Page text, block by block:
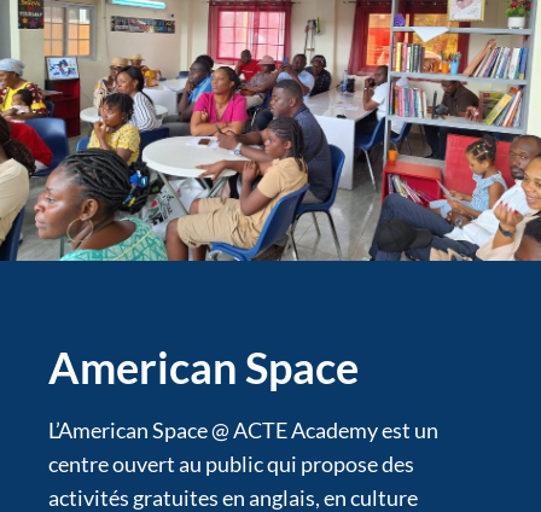
American Space
L’American Space @ ACTE Academy est un
centre ouvert au public qui propose des
activités gratuites en anglais, en culture